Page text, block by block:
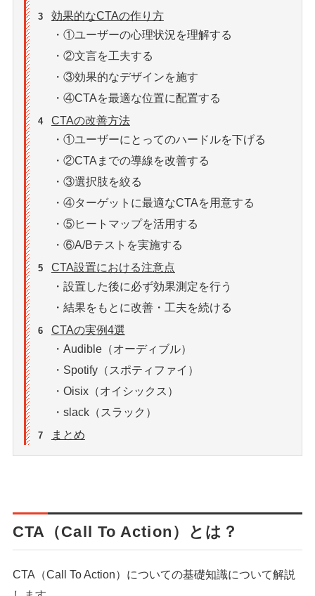
3
効果的なCTAの作り方
・①ユーザーの心理状況を理解する
・②文言を工夫する
・③効果的なデザインを施す
・④CTAを最適な位置に配置する
4
CTAの改善方法
・①ユーザーにとってのハードルを下げる
・②CTAまでの導線を改善する
・③選択肢を絞る
・④ターゲットに最適なCTAを用意する
・⑤ヒートマップを活用する
・⑥A/Bテストを実施する
5
CTA設置における注意点
・設置した後に必ず効果測定を行う
・結果をもとに改善・工夫を続ける
6
CTAの実例4選
・Audible（オーディブル）
・Spotify（スポティファイ）
・Oisix（オイシックス）
・slack（スラック）
7 まとめ
CTA（Call To Action）とは？
CTA（Call To Action）についての基礎知識について解説